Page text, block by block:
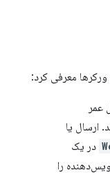
عمر
ارسال یا
در یک
را